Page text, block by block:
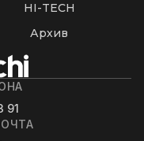
HI-TECH
Архив
91